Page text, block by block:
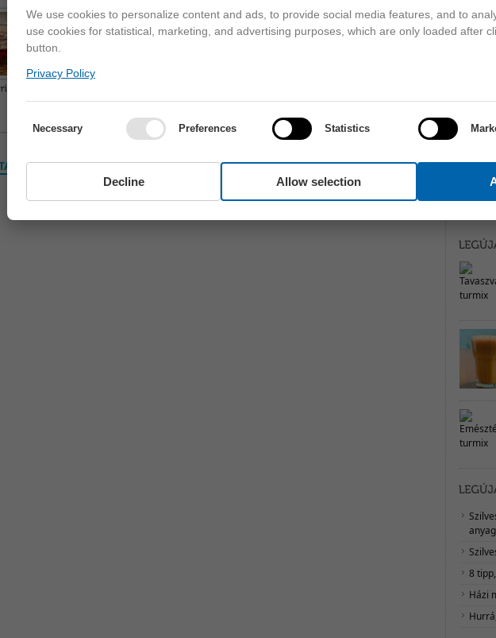
VÉLEMÉNYED VAN? SZÓLJ HOZZÁ!
8
Házi
We use cookies to personalize content and ads, to provide social media features, and to
use cookies for statistical, marketing, and advertising purposes, which are only loaded after
button.
Privacy Policy
Necessary Preferences Statistics
Decline Allow selection